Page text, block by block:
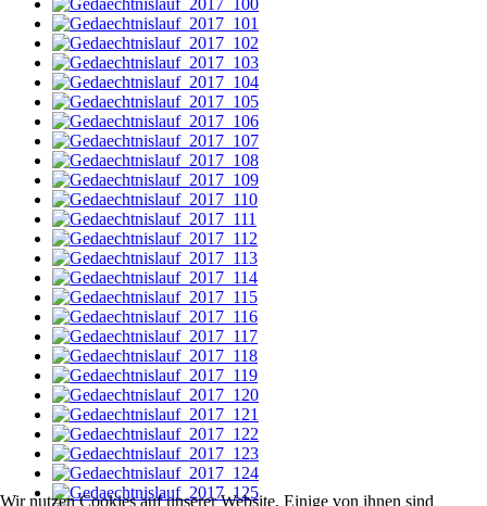
Wir nutzen Cookies auf unserer Website. Einige von ihnen sind